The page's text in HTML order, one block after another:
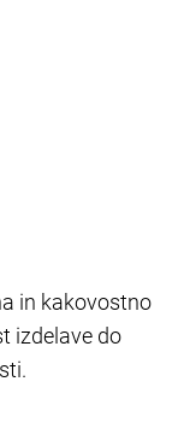
in kakovostno
izdelave do